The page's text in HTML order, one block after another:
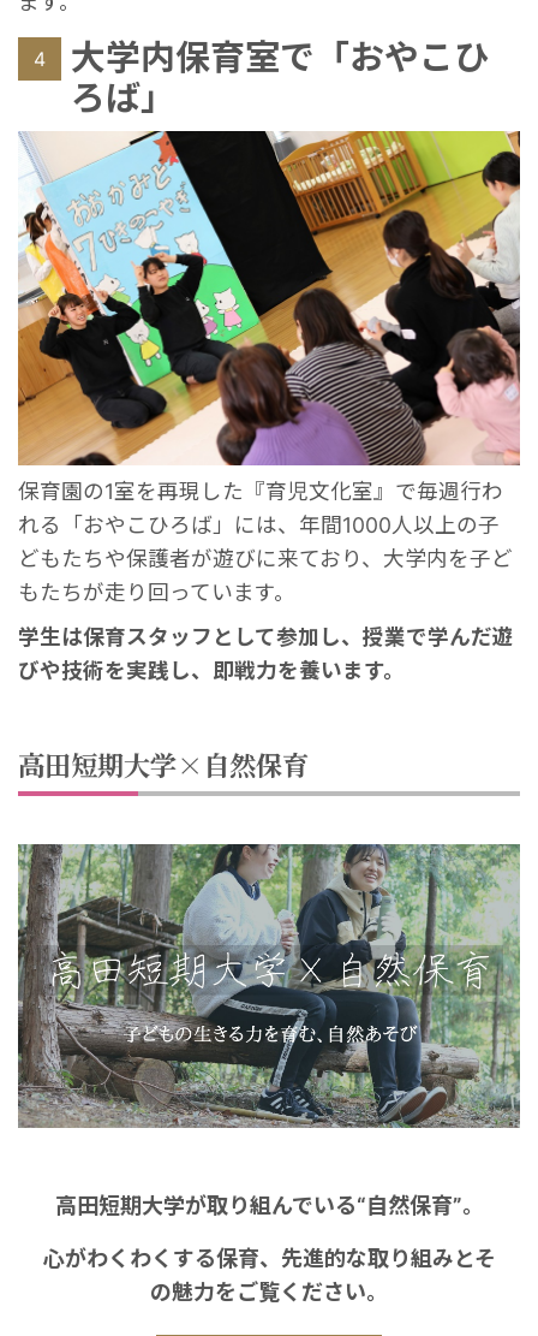
4
大学内保育室で「おやこひ
ろば」
保育園の1室を再現した『育児文化室』で毎週行わ
れる「おやこひろば」には、年間1000人以上の子
どもたちや保護者が遊びに来ており、大学内を子ど
もたちが走り回っています。
学生は保育スタッフとして参加し、授業で学んだ遊
びや技術を実践し、即戦力を養います。
高田短期大学×自然保育
高田短期大学が取り組んでいる“自然保育”。
心がわくわくする保育、先進的な取り組みとそ
の魅力をご覧ください。